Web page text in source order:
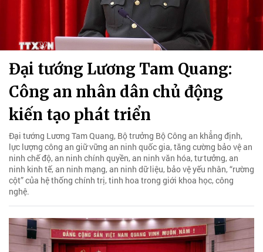
Đại tướng Lương Tam Quang:
Công an nhân dân chủ động
kiến tạo phát triển
Đại tướng Lương Tam Quang, Bộ trưởng Bộ Công an khẳng định,
lực lượng công an giữ vững an ninh quốc gia, tăng cường bảo vệ an
ninh chế độ, an ninh chính quyền, an ninh văn hóa, tư tưởng, an
ninh kinh tế, an ninh mạng, an ninh dữ liệu, bảo vệ yếu nhân, “rường
cột” của hệ thống chính trị, tinh hoa trong giới khoa học, công
nghệ.